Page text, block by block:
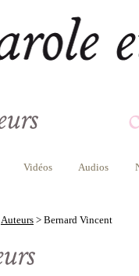
Vidéos Audios
Auteurs > Bernard Vincent